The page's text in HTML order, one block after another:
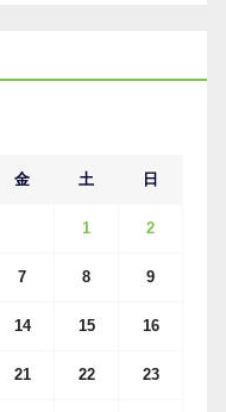
金 土 日
1 2
7 8 9
14 15 16
21 22 23